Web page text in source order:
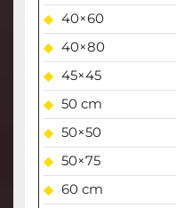
40×60
40×80
45×45
50 cm
50×50
50×75
60 cm